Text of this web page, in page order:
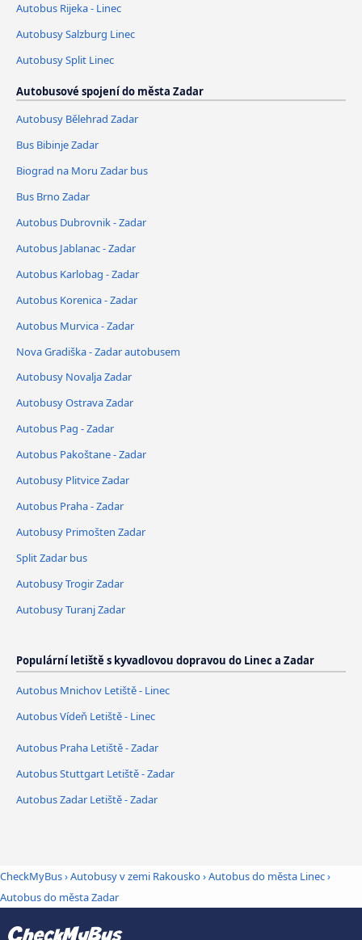
Autobus Rijeka - Linec
Autobusy Salzburg Linec
Autobusy Split Linec
Autobusové spojení do města Zadar
Autobusy Bělehrad Zadar
Bus Bibinje Zadar
Biograd na Moru Zadar bus
Bus Brno Zadar
Autobus Dubrovnik - Zadar
Autobus Jablanac - Zadar
Autobus Karlobag - Zadar
Autobus Korenica - Zadar
Autobus Murvica - Zadar
Nova Gradiška - Zadar autobusem
Autobusy Novalja Zadar
Autobusy Ostrava Zadar
Autobus Pag - Zadar
Autobus Pakoštane - Zadar
Autobusy Plitvice Zadar
Autobus Praha - Zadar
Autobusy Primošten Zadar
Split Zadar bus
Autobusy Trogir Zadar
Autobusy Turanj Zadar
Populární letiště s kyvadlovou dopravou do Linec a Zadar
Autobus Mnichov Letiště - Linec
Autobus Vídeň Letiště - Linec
Autobus Praha Letiště - Zadar
Autobus Stuttgart Letiště - Zadar
Autobus Zadar Letiště - Zadar
CheckMyBus›Autobusy v zemi Rakousko›Autobus do města Linec›
Autobus do města Zadar